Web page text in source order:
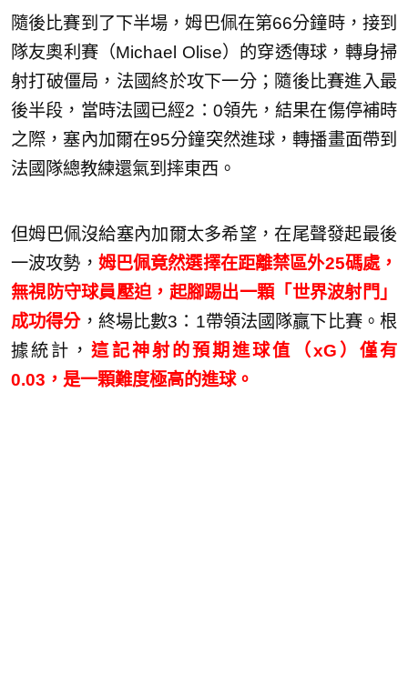
隨後比賽到了下半場，姆巴佩在第66分鐘時，接到
隊友奧利賽（Michael Olise）的穿透傳球，轉身掃
射打破僵局，法國終於攻下一分；隨後比賽進入最
後半段，當時法國已經2：0領先，結果在傷停補時
之際，塞內加爾在95分鐘突然進球，轉播畫面帶到
法國隊總教練還氣到摔東西。
但姆巴佩沒給塞內加爾太多希望，在尾聲發起最後
一波攻勢， 姆巴佩竟然選擇在距離禁區外25碼處，
無視防守球員壓迫，起腳踢出一顆「世界波射門」
成功得分，終場比數3：1帶領法國隊贏下比賽。根
據統計，這記神射的預期進球值（xG）僅有
0.03，是一顆難度極高的進球。